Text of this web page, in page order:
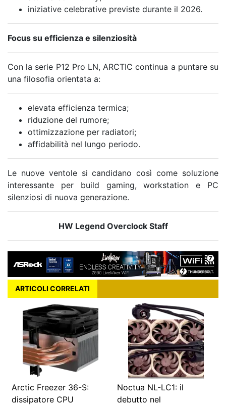
iniziative celebrative previste durante il 2026.
Focus su efficienza e silenziosità
Con la serie P12 Pro LN, ARCTIC continua a puntare su
una filosofia orientata a:
elevata efficienza termica;
riduzione del rumore;
ottimizzazione per radiatori;
affidabilità nel lungo periodo.
Le nuove ventole si candidano così come soluzione
interessante per build gaming, workstation e PC
silenziosi di nuova generazione.
HW Legend Overclock Staff
ARTICOLI CORRELATI
Arctic Freezer 36-S:
dissipatore CPU
Noctua NL-LC1: il
debutto nel